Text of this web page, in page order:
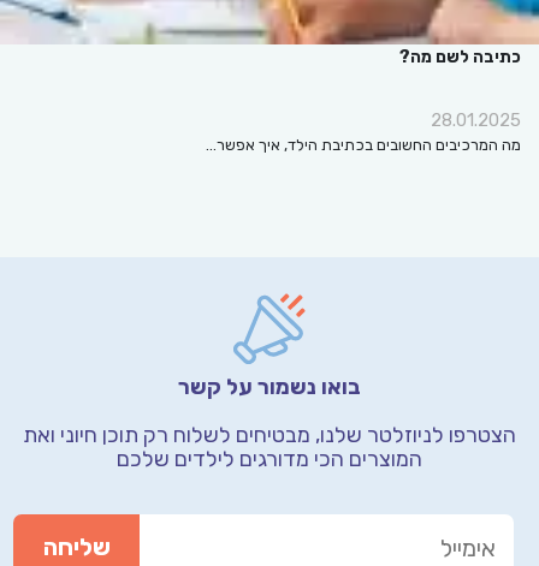
כתיבה לשם מה?
28.01.2025
מה המרכיבים החשובים בכתיבת הילד, איך אפשר…
בואו נשמור על קשר
הצטרפו לניוזלטר שלנו, מבטיחים לשלוח רק תוכן חיוני ואת
המוצרים הכי מדורגים לילדים שלכם